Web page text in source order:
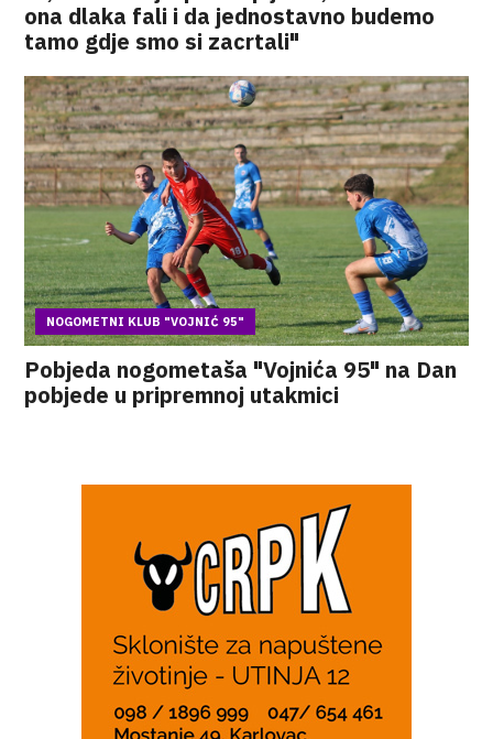
ona dlaka fali i da jednostavno budemo
tamo gdje smo si zacrtali"
NOGOMETNI KLUB "VOJNIĆ 95"
Pobjeda nogometaša "Vojnića 95" na Dan
pobjede u pripremnoj utakmici